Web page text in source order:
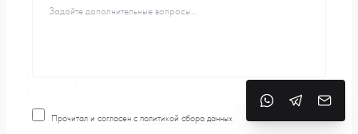
Прочитал и согласен с политикой сбора данных